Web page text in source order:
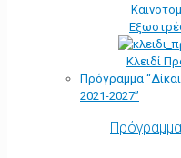
Κλειδί
Πρόγραμμα
2021-2027”